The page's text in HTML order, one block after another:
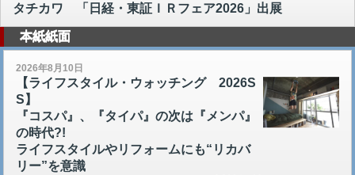
タチカワ 「日経・東証ＩＲフェア2026」出展
本紙紙面
2026年8月10日
【ライフスタイル・ウォッチング 2026S
S】
『コスパ』、『タイパ』の次は『メンパ』
の時代?!
ライフスタイルやリフォームにも“リカバ
リー”を意識